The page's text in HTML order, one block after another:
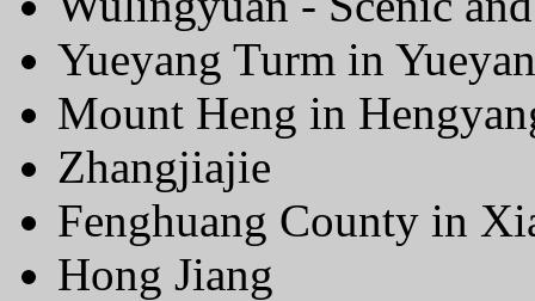
Yueyang Turm in
Mount Heng in
Zhangjiajie
Fenghuang County in
Hong Jiang